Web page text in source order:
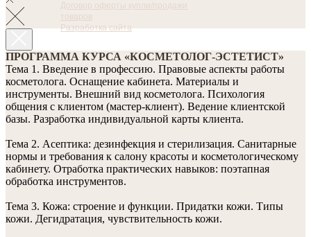
ПРОГРАММА КУРСА «КОСМЕТОЛОГ-ЭСТЕТИСТ»
Тема 1. Введение в профессию. Правовые аспекты работы
косметолога. Оснащение кабинета. Материалы и
инструменты. Внешний вид косметолога. Психология
общения с клиентом (мастер-клиент). Ведение клиентской
базы. Разработка индивидуальной карты клиента.
Тема 2. Асептика: дезинфекция и стерилизация. Санитарные
нормы и требования к салону красоты и косметологическому
кабинету. Отработка практических навыков: поэтапная
обработка инструментов.
Тема 3. Кожа: строение и функции. Придатки кожи. Типы
кожи. Дегидратация, чувствительность кожи.
Договор оферты купли/продажи
товаров
Разработка сайта